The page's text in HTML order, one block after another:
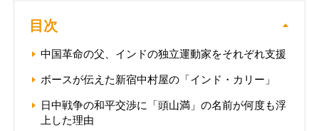
目次
中国革命の父、インドの独立運動家をそれぞれ支援
ボースが伝えた新宿中村屋の「インド・カリー」
日中戦争の和平交渉に「頭山満」の名前が何度も浮
上した理由